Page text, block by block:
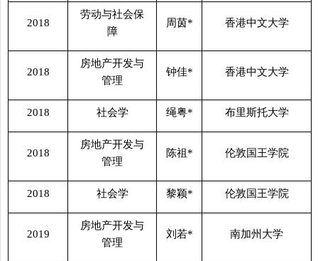
2018
劳动与社会保
障
周茵* 香港中文大学
2018
房地产开发与
管理
钟佳* 香港中文大学
2018 社会学 绳粤* 布里斯托大学
2018
房地产开发与
管理
陈祖 * 伦敦国王学院
2018 社会学 黎颖* 伦敦国王学院
2019
房地产开发与
管理
刘若* 南加州大学